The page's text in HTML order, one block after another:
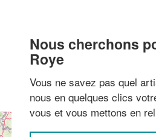
Nous cherchons
Roye
Vous ne savez pas quel
nous en quelques clics
vous et vous mettons en